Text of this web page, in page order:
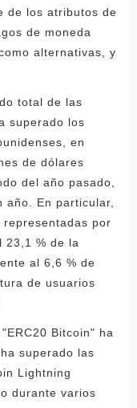
de los atributos de
de moneda
alternativas, y
total de las
superado los
en
de dólares
del año pasado,
año. En particular,
por
23,1 % de la
al 6,6 % de
de usuarios
Bitcoin" ha
superado las
Lightning
durante varios